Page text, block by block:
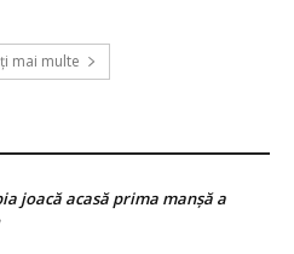
mai multe
joacă acasă prima manșă a